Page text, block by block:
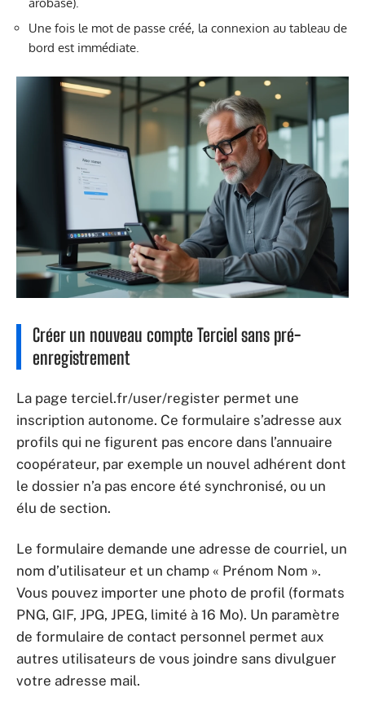
Une fois le mot de passe créé, la connexion au tableau de
bord est immédiate.
Créer un nouveau compte Terciel sans pré-
enregistrement
La page terciel.fr/user/register permet une
inscription autonome. Ce formulaire s’adresse aux
profils qui ne figurent pas encore dans l’annuaire
coopérateur, par exemple un nouvel adhérent dont
le dossier n’a pas encore été synchronisé, ou un
élu de section.
Le formulaire demande une adresse de courriel, un
nom d’utilisateur et un champ « Prénom Nom ».
Vous pouvez importer une photo de profil (formats
PNG, GIF, JPG, JPEG, limité à 16 Mo). Un paramètre
de formulaire de contact personnel permet aux
autres utilisateurs de vous joindre sans divulguer
votre adresse mail.